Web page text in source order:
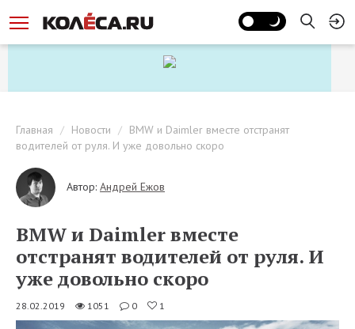
Главная Новости
BMW и Daimler вместе отстранят
водителей от руля. И уже довольно скоро
Автор: Андрей Ежов
BMW и Daimler вместе
отстранят водителей от руля. И
уже довольно скоро
28.02.2019 1051 0 1